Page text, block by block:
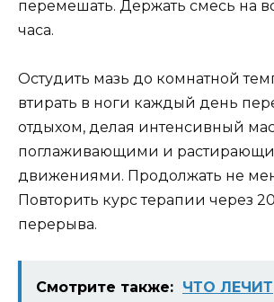
перемешать. Держать смесь на
часа.
Остудить мазь до комнатной
втирать в ноги каждый день
отдыхом, делая интенсивный
поглаживающими и
движениями. Продолжать не
Повторить курс терапии через
перерыва.
Смотрите также: ЧТО ЛЕЧИТ